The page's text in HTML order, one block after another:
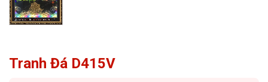
Tranh Đá D415V